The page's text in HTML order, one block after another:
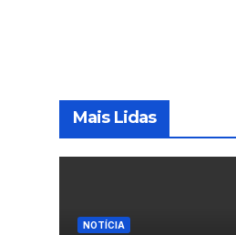
Mais Lidas
NOTÍCIA